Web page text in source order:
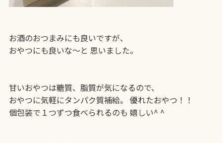
お酒のおつまみにも良いですが、
おやつにも良いな〜と 思いました。
甘いおやつは糖質、脂質が気になるので、
おやつに気軽にタンパク質補給。 優れたおやつ！！
個包装で１つずつ食べられるのも 嬉しい^ ^